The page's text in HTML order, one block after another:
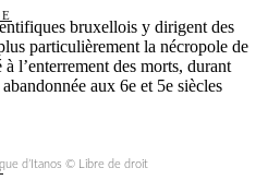
bruxellois y dirigent des
particulièrement la nécropole de
l’enterrement des morts, durant
aux 6e et 5e siècles
d’Itanos © Libre de droit